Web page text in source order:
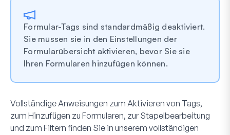
Formular-Tags sind standardmäßig deaktiviert.
Sie müssen sie in den Einstellungen der
Formularübersicht aktivieren, bevor Sie sie
Ihren Formularen hinzufügen können.
Vollständige Anweisungen zum Aktivieren von Tags,
zum Hinzufügen zu Formularen, zur Stapelbearbeitung
und zum Filtern finden Sie in unserem vollständigen